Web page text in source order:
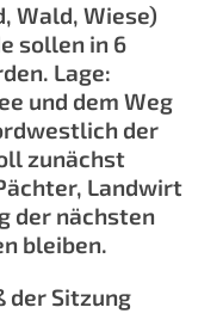
Wald, Wiese)
sollen in 6
Lage:
und dem Weg
der
zunächst
Landwirt
der nächsten
bleiben.
der Sitzung